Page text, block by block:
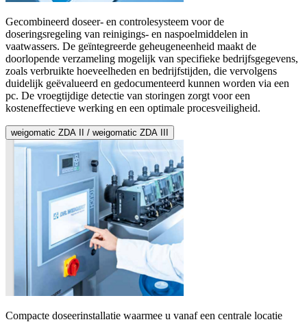
Gecombineerd doseer- en controlesysteem voor de
doseringsregeling van reinigings- en naspoelmiddelen in
vaatwassers. De geïntegreerde geheugeneenheid maakt de
doorlopende verzameling mogelijk van specifieke bedrijfsgegevens,
zoals verbruikte hoeveelheden en bedrijfstijden, die vervolgens
duidelijk geëvalueerd en gedocumenteerd kunnen worden via een
pc. De vroegtijdige detectie van storingen zorgt voor een
kosteneffectieve werking en een optimale procesveiligheid.
weigomatic ZDA II / weigomatic ZDA III
Compacte doseerinstallatie waarmee u vanaf een centrale locatie